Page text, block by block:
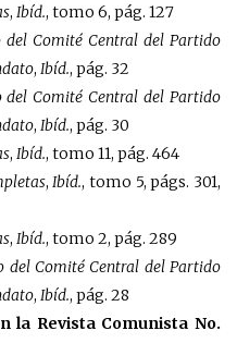
, Ibíd., tomo 6, pág. 127
del Comité Central del Partido
, Ibíd., pág. 32
del Comité Central del Partido
, Ibíd., pág. 30
, Ibíd., tomo 11, pág. 464
,Ibíd., tomo 5, págs. 301,
, Ibíd., tomo 2, pág. 289
del Comité Central del Partido
, Ibíd., pág. 28
la Revista Comunista No.